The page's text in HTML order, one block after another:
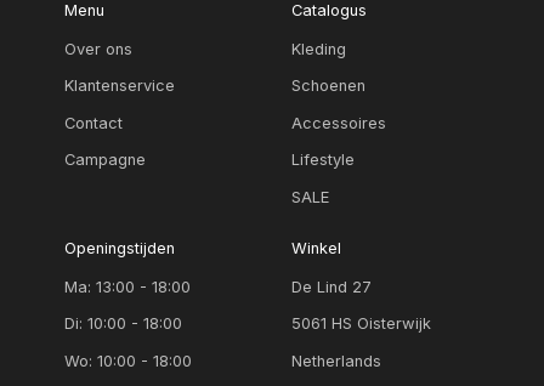
Menu
Over ons
Klantenservice
Contact
Campagne
Catalogus
Kleding
Schoenen
Accessoires
Lifestyle
SALE
Openingstijden
Ma: 13:00 - 18:00
Di: 10:00 - 18:00
Wo: 10:00 - 18:00
Winkel
De Lind 27
5061 HS Oisterwijk
Netherlands